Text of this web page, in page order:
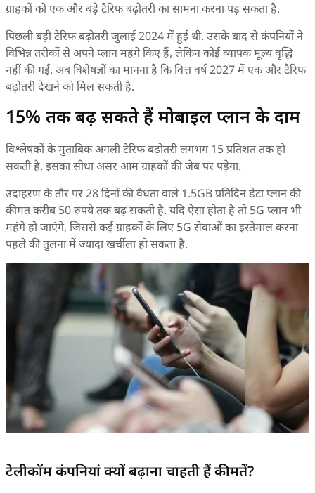
ग्राहकों को एक और बड़े टैरिफ बढ़ोतरी का सामना करना पड़ सकता है.
पिछली बड़ी टैरिफ बढ़ोतरी जुलाई 2024 में हुई थी. उसके बाद से कंपनियों ने
विभिन्न तरीकों से अपने प्लान महंगे किए हैं, लेकिन कोई व्यापक मूल्य वृद्धि
नहीं की गई. अब विशेषज्ञों का मानना है कि वित्त वर्ष 2027 में एक और टैरिफ
बढ़ोतरी देखने को मिल सकती है.
15% तक बढ़ सकते हैं मोबाइल प्लान के दाम
विश्लेषकों के मुताबिक अगली टैरिफ बढ़ोतरी लगभग 15 प्रतिशत तक हो
सकती है. इसका सीधा असर आम ग्राहकों की जेब पर पड़ेगा.
उदाहरण के तौर पर 28 दिनों की वैधता वाले 1.5GB प्रतिदिन डेटा प्लान की
कीमत करीब 50 रुपये तक बढ़ सकती है. यदि ऐसा होता है तो 5G प्लान भी
महंगे हो जाएंगे, जिससे कई ग्राहकों के लिए 5G सेवाओं का इस्तेमाल करना
पहले की तुलना में ज्यादा खर्चीला हो सकता है.
टेलीकॉम कंपनियां क्यों बढ़ाना चाहती हैं कीमतें?